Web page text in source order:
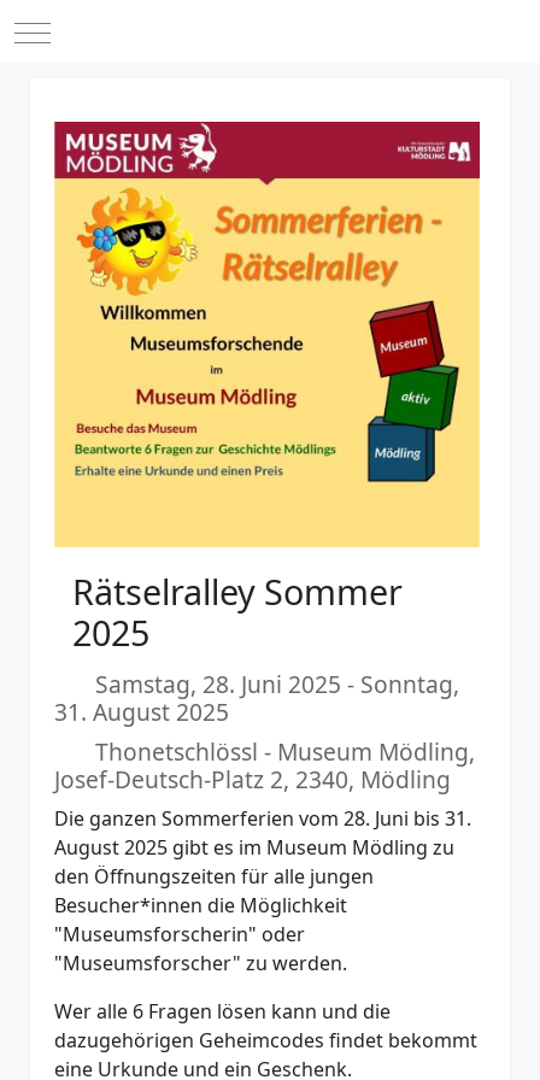
Mobile Menu Toggle
Rätselralley Sommer
2025
Samstag, 28. Juni 2025- Sonntag,
31. August 2025
Thonetschlössl - Museum Mödling,
Josef-Deutsch-Platz 2, 2340, Mödling
Die ganzen Sommerferien vom 28. Juni bis 31.
August 2025 gibt es im Museum Mödling zu
den Öffnungszeiten für alle jungen
Besucher*innen die Möglichkeit
"Museumsforscherin" oder
"Museumsforscher" zu werden.
Wer alle 6 Fragen lösen kann und die
dazugehörigen Geheimcodes findet bekommt
eine Urkunde und ein Geschenk.